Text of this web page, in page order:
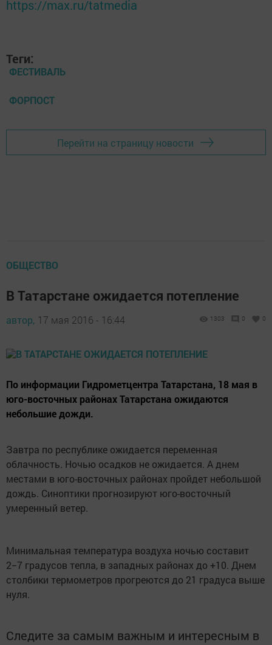
https://max.ru/tatmedia
Теги:
ФЕСТИВАЛЬ
ФОРПОСТ
Перейти на страницу новости
ОБЩЕСТВО
В Татарстане ожидается потепление
автор, 17 мая 2016 - 16:44 1303 0 0
По информации Гидрометцентра Татарстана, 18 мая в
юго-восточных районах Татарстана ожидаются
небольшие дожди.
Завтра по республике ожидается переменная
облачность. Ночью осадков не ожидается. А днем
местами в юго-восточных районах пройдет небольшой
дождь. Синоптики прогнозируют юго-восточный
умеренный ветер.
Минимальная температура воздуха ночью составит
2−7 градусов тепла, в западных районах до +10. Днем
столбики термометров прогреются до 21 градуса выше
нуля.
Следите за самым важным и интересным в